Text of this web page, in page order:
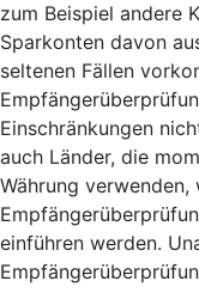
zum Beispiel andere
Sparkonten davon
seltenen Fällen
Einschränkungen
auch Länder, die
Währung
einführen werden.